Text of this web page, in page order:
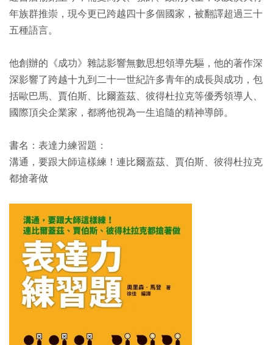
年族群推崇，現今更已跨越四十多個國家，被翻譯超過三十
五種語言。
他創辦的《成功》雜誌影響無數思想領導先驅，他的著作深
深影響了跨越十九到二十一世紀許多青年的成長與成功，包
括歐巴馬、賈伯斯、比爾蓋茲、彼得杜拉克等優秀領導人、
國際頂尖企業家，都將他視為一生追隨的精神導師。
書名：表達力練習題：
溝通，要跟大師這樣練！連比爾蓋茲、賈伯斯、彼得杜拉克
都搶著做